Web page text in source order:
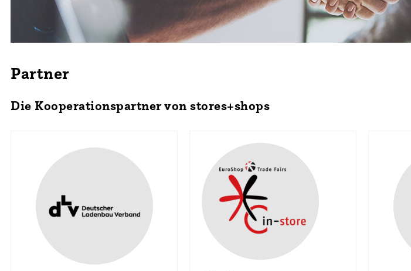
Partner
Die Kooperationspartner von stores+shops